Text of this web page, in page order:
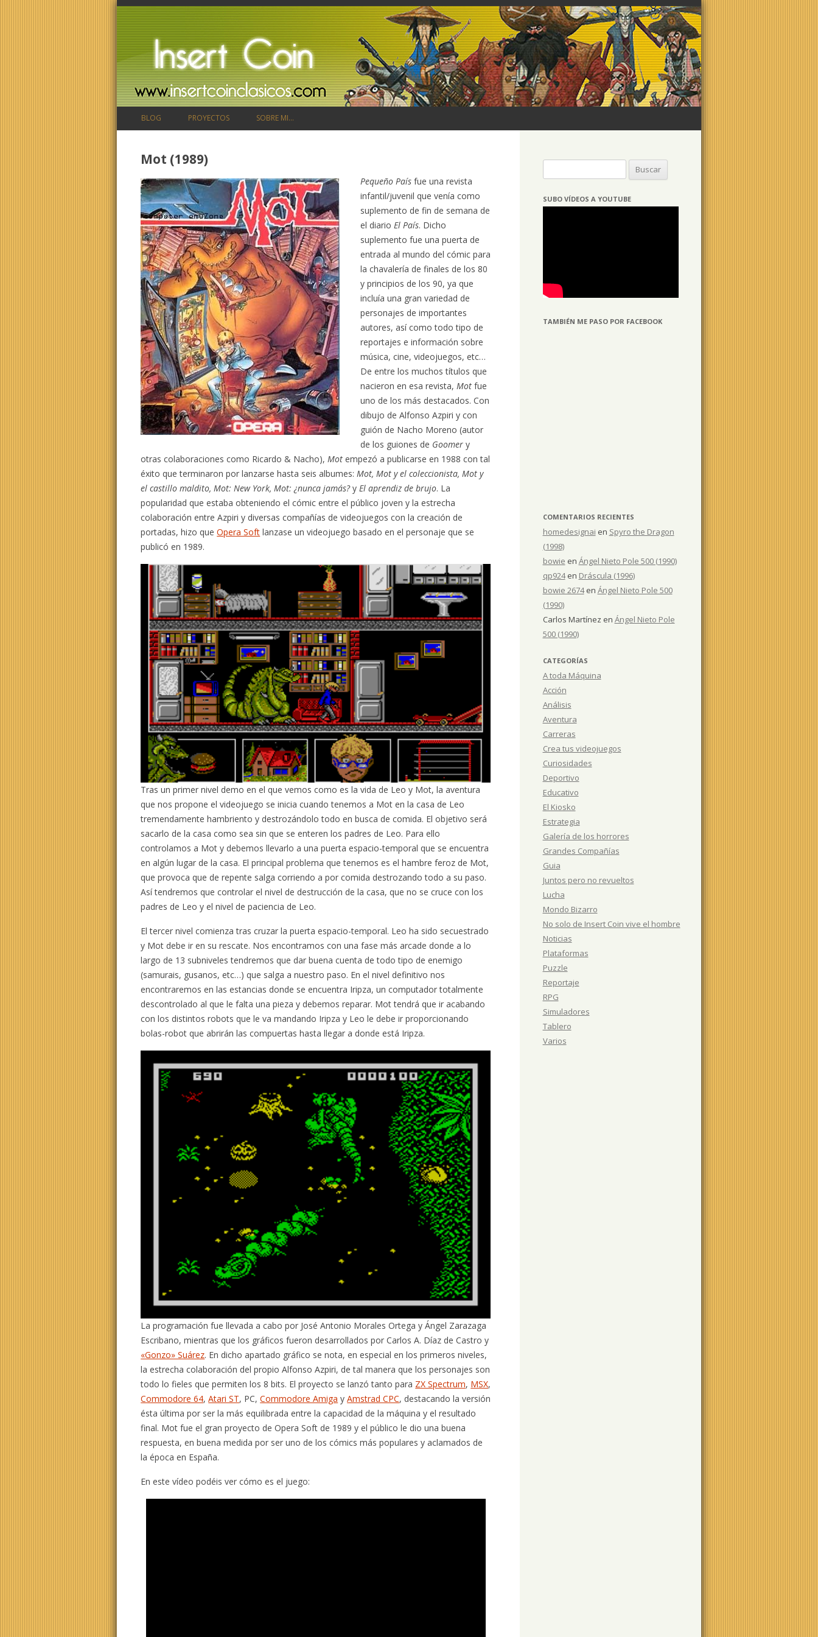
BLOG PROYECTOS SOBRE MI…
Mot (1989)
Pequeño País fue una revista
infantil/juvenil que venía como
suplemento de fin de semana de
el diario El País. Dicho
suplemento fue una puerta de
entrada al mundo del cómic para
la chavalería de finales de los 80
y principios de los 90, ya que
incluía una gran variedad de
personajes de importantes
autores, así como todo tipo de
reportajes e información sobre
música, cine, videojuegos, etc…
De entre los muchos títulos que
nacieron en esa revista, Mot fue
uno de los más destacados. Con
dibujo de Alfonso Azpiri y con
guión de Nacho Moreno (autor
de los guiones de Goomer y
otras colaboraciones como Ricardo & Nacho), Mot empezó a publicarse en 1988 con tal
éxito que terminaron por lanzarse hasta seis albumes: Mot, Mot y el coleccionista, Mot y
el castillo maldito, Mot: New York, Mot: ¿nunca jamás?y El aprendiz de brujo. La
popularidad que estaba obteniendo el cómic entre el público joven y la estrecha
colaboración entre Azpiri y diversas compañías de videojuegos con la creación de
portadas, hizo queOpera Soft lanzase un videojuego basado en el personaje que se
publicó en 1989.
Tras un primer nivel demo en el que vemos como es la vida de Leo y Mot, la aventura
que nos propone el videojuego se inicia cuando tenemos a Mot en la casa de Leo
tremendamente hambriento y destrozándolo todo en busca de comida. El objetivo será
sacarlo de la casa como sea sin que se enteren los padres de Leo. Para ello
controlamos a Mot y debemos llevarlo a una puerta espacio-temporal que se encuentra
en algún lugar de la casa. El principal problema que tenemos es el hambre feroz de Mot,
que provoca que de repente salga corriendo a por comida destrozando todo a su paso.
Así tendremos que controlar el nivel de destrucción de la casa, que no se cruce con los
padres de Leo y el nivel de paciencia de Leo.
El tercer nivel comienza tras cruzar la puerta espacio-temporal. Leo ha sido secuestrado
y Mot debe ir en su rescate. Nos encontramos con una fase más arcade donde a lo
largo de 13 subniveles tendremos que dar buena cuenta de todo tipo de enemigo
(samurais, gusanos, etc…) que salga a nuestro paso. En el nivel definitivo nos
encontraremos en las estancias donde se encuentra Iripza, un computador totalmente
descontrolado al que le falta una pieza y debemos reparar. Mot tendrá que ir acabando
con los distintos robots que le va mandando Iripza y Leo le debe ir proporcionando
bolas-robot que abrirán las compuertas hasta llegar a donde está Iripza.
La programación fue llevada a cabo por José Antonio Morales Ortega y Ángel Zarazaga
Escribano, mientras que los gráficos fueron desarrollados por Carlos A. Díaz de Castro y
«Gonzo» Suárez. En dicho apartado gráfico se nota, en especial en los primeros niveles,
la estrecha colaboración del propio Alfonso Azpiri, de tal manera que los personajes son
todo lo fieles que permiten los 8 bits. El proyecto se lanzó tanto para ZX Spectrum, MSX,
Commodore 64,Atari ST, PC,Commodore Amiga yAmstrad CPC, destacando la versión
ésta última por ser la más equilibrada entre la capacidad de la máquina y el resultado
final. Mot fue el gran proyecto de Opera Soft de 1989 y el público le dio una buena
respuesta, en buena medida por ser uno de los cómics más populares y aclamados de
la época en España.
En este vídeo podéis ver cómo es el juego:
SUBO VÍDEOS A YOUTUBE
TAMBIÉN ME PASO POR FACEBOOK
COMENTARIOS RECIENTES
homedesignai en Spyro the Dragon
(1998)
bowie en Ángel Nieto Pole 500 (1990)
qp924en Dráscula (1996)
bowie 2674en Ángel Nieto Pole 500
(1990)
Carlos Martínez en Ángel Nieto Pole
500 (1990)
CATEGORÍAS
A toda Máquina
Acción
Análisis
Aventura
Carreras
Crea tus videojuegos
Curiosidades
Deportivo
Educativo
El Kiosko
Estrategia
Galería de los horrores
Grandes Compañías
Guia
Juntos pero no revueltos
Lucha
Mondo Bizarro
No solo de Insert Coin vive el hombre
Noticias
Plataformas
Puzzle
Reportaje
RPG
Simuladores
Tablero
Varios